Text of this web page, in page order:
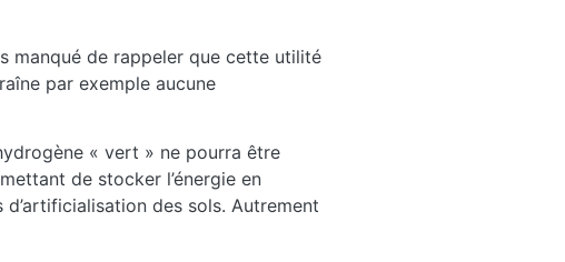
manqué de rappeler que cette utilité
par exemple aucune
« vert » ne pourra être
de stocker l’énergie en
des sols. Autrement